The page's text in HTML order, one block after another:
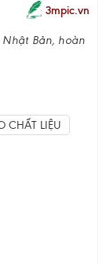
3mpic.vn
Bản, hoàn
CHẤT LIỆU